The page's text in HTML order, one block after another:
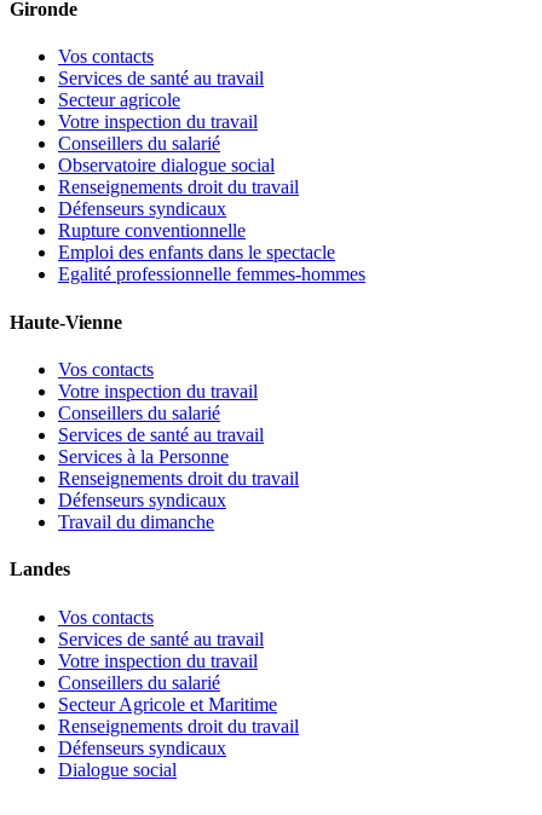
Gironde
Vos contacts
Services de santé au travail
Secteur agricole
Votre inspection du travail
Conseillers du salarié
Observatoire dialogue social
Renseignements droit du travail
Défenseurs syndicaux
Rupture conventionnelle
Emploi des enfants dans le spectacle
Egalité professionnelle femmes-hommes
Haute-Vienne
Vos contacts
Votre inspection du travail
Conseillers du salarié
Services de santé au travail
Services à la Personne
Renseignements droit du travail
Défenseurs syndicaux
Travail du dimanche
Landes
Vos contacts
Services de santé au travail
Votre inspection du travail
Conseillers du salarié
Secteur Agricole et Maritime
Renseignements droit du travail
Défenseurs syndicaux
Dialogue social